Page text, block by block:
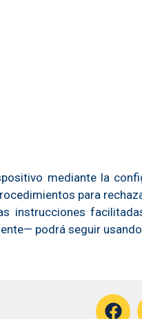
mediante la
para
instrucciones
podrá seguir